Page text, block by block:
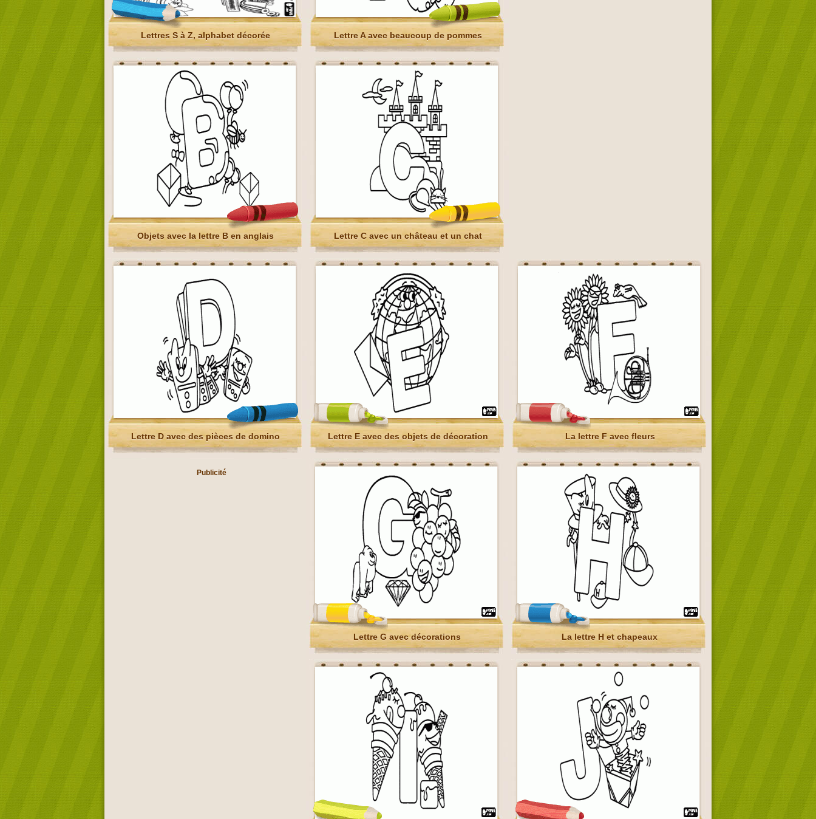
Lettres S à Z, alphabet décorée Lettre A avec beaucoup de pommes
Objets avec la lettre B en anglais Lettre C avec un château et un chat
Lettre D avec des pièces de domino Lettre E avec des objets de décoration La lettre F avec fleurs
Publicité
Lettre G avec décorations La lettre H et chapeaux